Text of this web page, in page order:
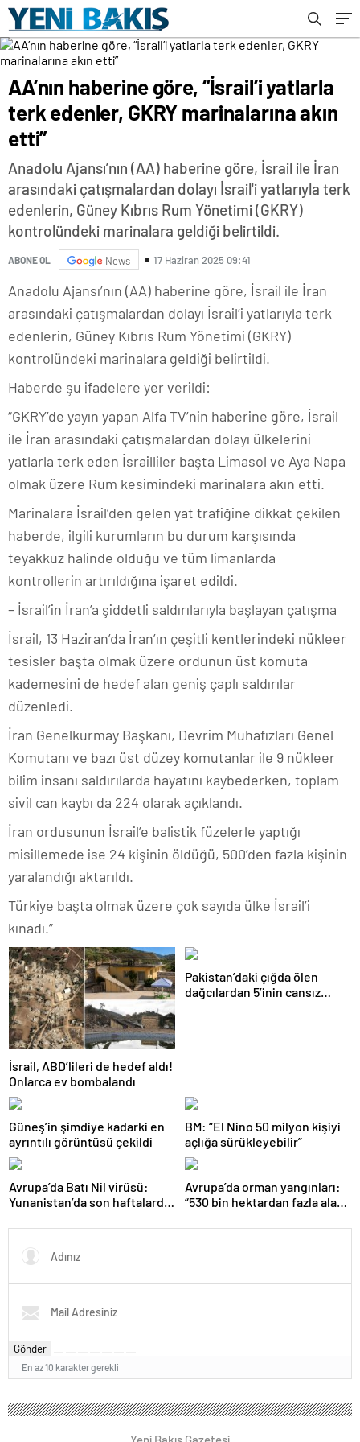
AA’nın haberine göre, “İsrail’i yatlarla
terk edenler, GKRY marinalarına akın
etti”
Anadolu Ajansı’nın (AA) haberine göre, İsrail ile İran
arasındaki çatışmalardan dolayı İsrail'i yatlarıyla terk
edenlerin, Güney Kıbrıs Rum Yönetimi (GKRY)
kontrolündeki marinalara geldiği belirtildi.
ABONE OL News 17 Haziran 2025 09:41
Anadolu Ajansı’nın (AA) haberine göre, İsrail ile İran
arasındaki çatışmalardan dolayı İsrail’i yatlarıyla terk
edenlerin, Güney Kıbrıs Rum Yönetimi (GKRY)
kontrolündeki marinalara geldiği belirtildi.
Haberde şu ifadelere yer verildi:
“GKRY’de yayın yapan Alfa TV’nin haberine göre, İsrail
ile İran arasındaki çatışmalardan dolayı ülkelerini
yatlarla terk eden İsrailliler başta Limasol ve Aya Napa
olmak üzere Rum kesimindeki marinalara akın etti.
Marinalara İsrail’den gelen yat trafiğine dikkat çekilen
haberde, ilgili kurumların bu durum karşısında
teyakkuz halinde olduğu ve tüm limanlarda
kontrollerin artırıldığına işaret edildi.
– İsrail’in İran’a şiddetli saldırılarıyla başlayan çatışma
İsrail, 13 Haziran’da İran’ın çeşitli kentlerindeki nükleer
tesisler başta olmak üzere ordunun üst komuta
kademesini de hedef alan geniş çaplı saldırılar
düzenledi.
İran Genelkurmay Başkanı, Devrim Muhafızları Genel
Komutanı ve bazı üst düzey komutanlar ile 9 nükleer
bilim insanı saldırılarda hayatını kaybederken, toplam
sivil can kaybı da 224 olarak açıklandı.
İran ordusunun İsrail’e balistik füzelerle yaptığı
misillemede ise 24 kişinin öldüğü, 500’den fazla kişinin
yaralandığı aktarıldı.
Türkiye başta olmak üzere çok sayıda ülke İsrail’i
kınadı.”
İsrail, ABD’lileri de hedef aldı!
Onlarca ev bombalandı
Pakistan’daki çığda ölen
dağcılardan 5’inin cansız
Güneş’in şimdiye kadarki en
ayrıntılı görüntüsü çekildi
BM: “El Nino 50 milyon kişiyi
açlığa sürükleyebilir”
Avrupa’da Batı Nil virüsü:
Yunanistan’da son haftalarda
Avrupa’da orman yangınları:
“530 bin hektardan fazla alan
Gönder
En az 10 karakter gerekli